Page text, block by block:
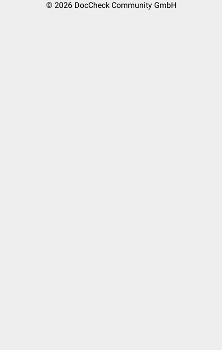
© 2026 DocCheck Community GmbH